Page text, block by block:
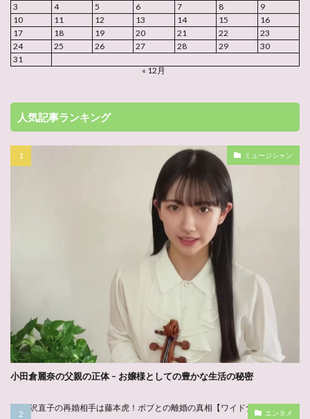
3
4 5 6 7 8
9
10
11 12 13 14 15
16
17
18 19 20 21 22
23
24
25 26 27 28 29
30
31
« 12月
人気記事ランキング
ミュージシャン
小田倉麗奈の父親の正体 – お嬢様としての豊かな生活の秘密
エンタメ